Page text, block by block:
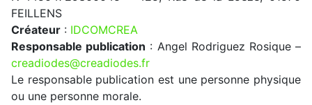
FEILLENS
Créateur : IDCOMCREA
Responsable publication : Angel Rodriguez Rosique –
creadiodes@creadiodes.fr
Le responsable publication est une personne physique
ou une personne morale.